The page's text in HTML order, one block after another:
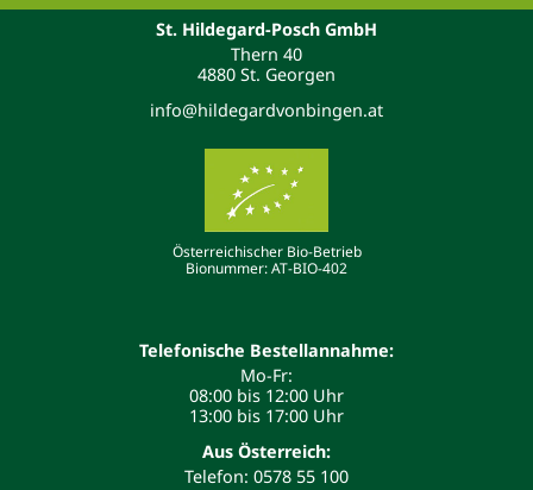
St. Hildegard-Posch GmbH
Thern 40
4880 St. Georgen
info@hildegardvonbingen.at
Österreichischer Bio-Betrieb
Bionummer: AT-BIO-402
Telefonische Bestellannahme:
Mo-Fr:
08:00 bis 12:00 Uhr
13:00 bis 17:00 Uhr
Aus Österreich:
Telefon: 0578 55 100